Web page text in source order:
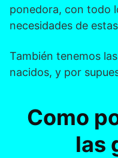
ponedora, con todo
necesidades de
También tenemos
nacidos, y por
Como
las